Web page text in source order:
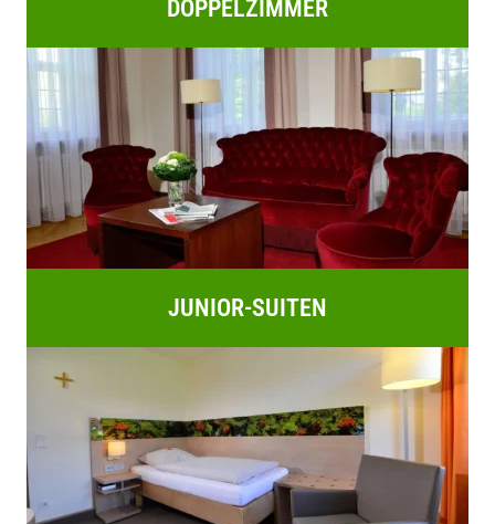
DOPPELZIMMER
JUNIOR-SUITEN